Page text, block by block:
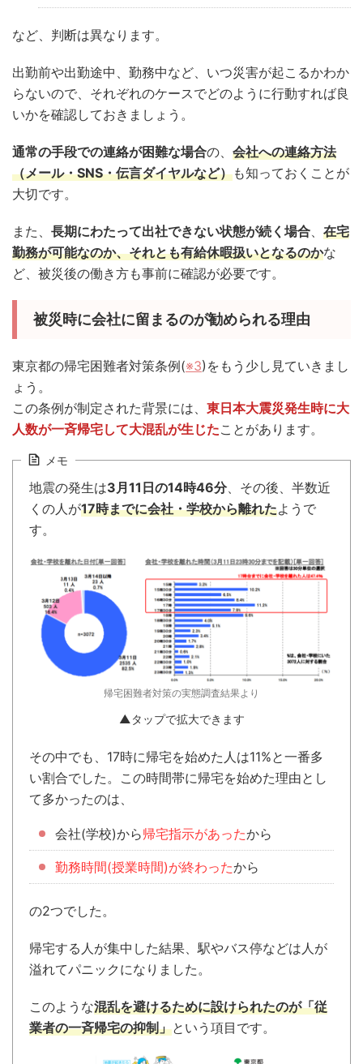
など、判断は異なります。
出勤前や出勤途中、勤務中など、いつ災害が起こるかわか
らないので、それぞれのケースでどのように行動すれば良
いかを確認しておきましょう。
通常の手段での連絡が困難な場合の、 会社への連絡方法
（メール・SNS・伝言ダイヤルなど）も知っておくことが
大切です。
また、 長期にわたって出社できない状態が続く場合、 在宅
勤務が可能なのか、それとも有給休暇扱いとなるのかな
ど、被災後の働き方も事前に確認が必要です。
被災時に会社に留まるのが勧められる理由
東京都の帰宅困難者対策条例(※3)をもう少し見ていきまし
ょう。
この条例が制定された背景には、 東日本大震災発生時に大
人数が一斉帰宅して大混乱が生じたことがあります。
メモ
地震の発生は3月11日の14時46分、その後、半数近
くの人が17時までに会社・学校から離れたようで
す。
帰宅困難者対策の実態調査結果より
▲タップで拡大できます
その中でも、17時に帰宅を始めた人は11%と一番多
い割合でした。この時間帯に帰宅を始めた理由とし
て多かったのは、
会社(学校)から帰宅指示があったから
勤務時間(授業時間)が終わったから
の2つでした。
帰宅する人が集中した結果、駅やバス停などは人が
溢れてパニックになりました。
このような混乱を避けるために設けられたのが「従
業者の一斉帰宅の抑制」という項目です。